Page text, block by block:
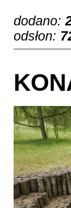
dodano:
odsłon: